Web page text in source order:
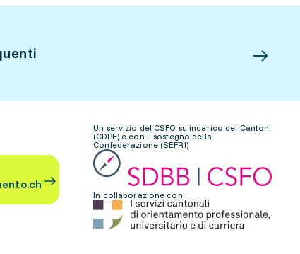
Un servizio del CSFO su incarico dei Cantoni
(CDPE) e con il sostegno della
Confederazione (SEFRI)
In collaborazione con: